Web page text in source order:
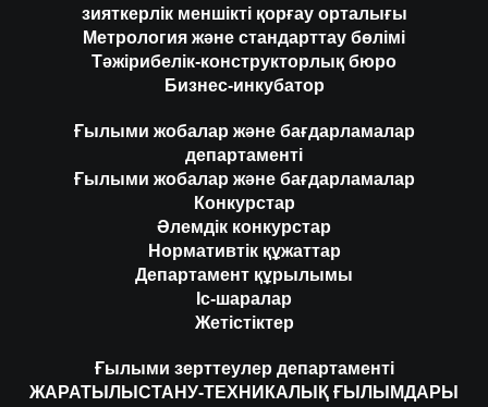
зияткерлік меншікті қорғау орталығы
Метрология және стандарттау бөлімі
Тәжірибелік-конструкторлық бюро
Бизнес-инкубатор
Ғылыми жобалар және бағдарламалар
департаменті
Ғылыми жобалар және бағдарламалар
Конкурстар
Әлемдік конкурстар
Нормативтік құжаттар
Департамент құрылымы
Іс-шаралар
Жетістіктер
Ғылыми зерттеулер департаменті
ЖАРАТЫЛЫСТАНУ-ТЕХНИКАЛЫҚ ҒЫЛЫМДАРЫ